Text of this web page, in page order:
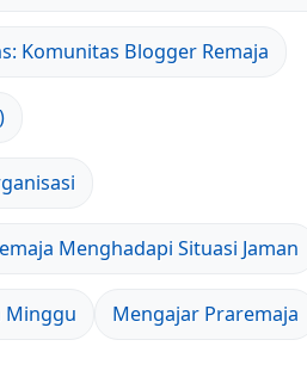
Komunitas Blogger Remaja
Menghadapi Situasi Jaman
Minggu Mengajar Praremaja